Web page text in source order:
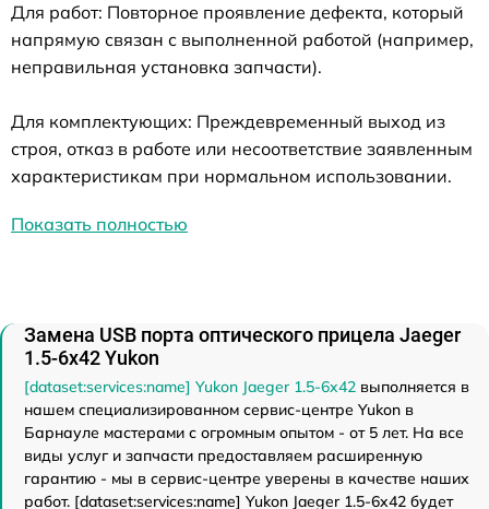
Для работ: Повторное проявление дефекта, который
напрямую связан с выполненной работой (например,
неправильная установка запчасти).
Для комплектующих: Преждевременный выход из
строя, отказ в работе или несоответствие заявленным
характеристикам при нормальном использовании.
Показать полностью
Замена USB порта оптического прицела Jaeger
1.5-6x42 Yukon
[dataset:services:name] Yukon Jaeger 1.5-6x42 выполняется в
нашем специализированном сервис-центре Yukon в
Барнауле мастерами с огромным опытом - от 5 лет. На все
виды услуг и запчасти предоставляем расширенную
гарантию - мы в сервис-центре уверены в качестве наших
работ. [dataset:services:name] Yukon Jaeger 1.5-6x42 будет